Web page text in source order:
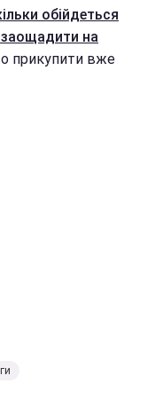
обійдеться
заощадити на
прикупити вже